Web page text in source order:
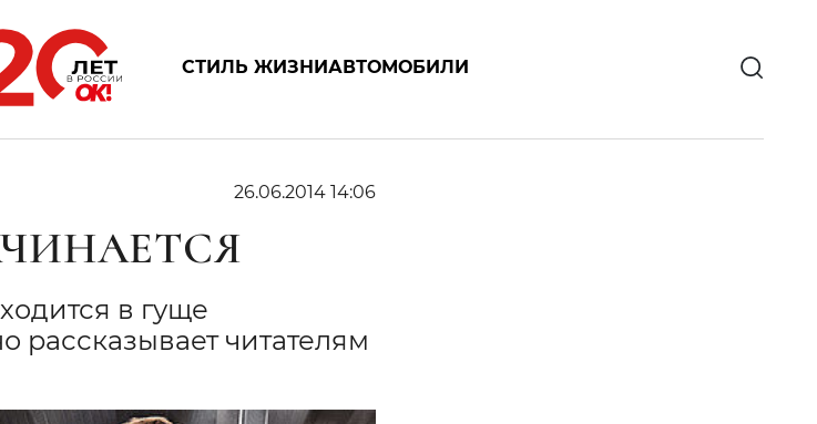
СТИЛЬ ЖИЗНИАВТОМОБИЛИ
26.06.2014 14:06
в гуще
рассказывает читателям